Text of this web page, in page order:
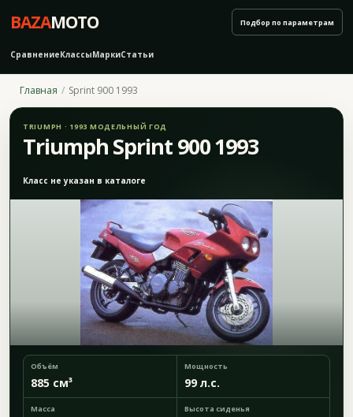
BAZAMOTO
СравнениеКлассыМаркиСтатьи
Подбор по параметрам
Главная Sprint 900 1993
TRIUMPH · 1993 МОДЕЛЬНЫЙ ГОД
Triumph Sprint 900 1993
Класс не указан в каталоге
Объём
885 см³
Мощность
99 л.с.
Масса Высота сиденья